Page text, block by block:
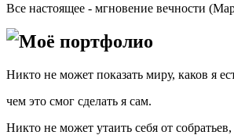
Все настоящее - мгновение вечности
Моё портфолио
Никто не может показать миру, каков я
чем это смог сделать я сам.
Никто не может утаить себя от собратьев,